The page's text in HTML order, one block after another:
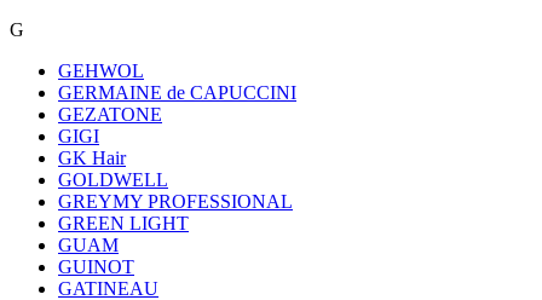
G
GEHWOL
GERMAINE de CAPUCCINI
GEZATONE
GIGI
GK Hair
GOLDWELL
GREYMY PROFESSIONAL
GREEN LIGHT
GUAM
GUINOT
GATINEAU